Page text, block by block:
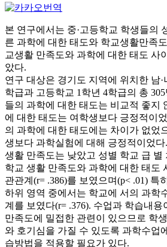
본 연구에서는 중·고등학교 학생들의
른 과학에 대한 태도와 학교생활만족
교생활 만족도와 과학에 대한 태도 사
았다.
연구 대상은 경기도 지역에 위치한 남
학급과 고등학교 1학년 4학급의 총
들의 과학에 대한 태도는 비교적 좋지
에 대한 태도는 여학생보다 긍정적이
의 과학에 대한 태도에는 차이가 없었
생보다 과학실험에 대해 긍정적이었
생활 만족도는 낮았고 성별 학교 급 별
학교 생활 만족도와 과학에 대한 태도
관관계(r= .386)를 보였으며(p< .01) 특
하위 영역 중에서는 학교에 서의 과학
계를 보였다(r= .376). 수업과 학습내
만족도에 밀접한 관련이 있으므로 학
와 호기심을 가질 수 있도록 과학수업
습방법을 적용할 필요가 있다.